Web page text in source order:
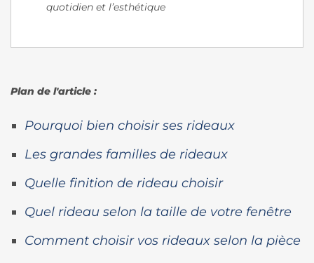
quotidien et l’esthétique
Plan de l'article :
Pourquoi bien choisir ses rideaux
Les grandes familles de rideaux
Quelle finition de rideau choisir
Quel rideau selon la taille de votre fenêtre
Comment choisir vos rideaux selon la pièce